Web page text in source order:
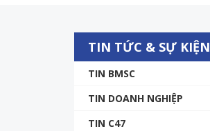
TIN TỨC & SỰ KIỆN
TIN BMSC
TIN DOANH NGHIỆP
TIN C47